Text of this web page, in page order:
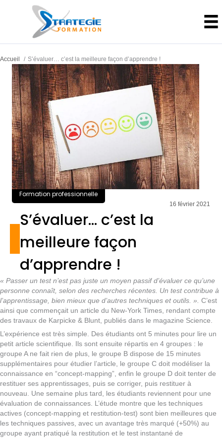
Accueil S’évaluer… c’est la meilleure façon d’apprendre !
Formation professionnelle
16 février 2021
S’évaluer… c’est la
meilleure façon
d’apprendre !
« Passer un test n’est pas juste un moyen passif d’évaluer ce qu’une
personne connaît, selon des recherches récentes. Un test contribue à
l’apprentissage, bien mieux que d’autres techniques et outils. ». C’est
ainsi que commençait un article du New-York Times, rendant compte
des travaux de Karpicke & Blunt, publiés dans le magazine Science.
L’expérience est très simple. Des étudiants ont 5 minutes pour lire un
petit article scientifique. Ils sont ensuite répartis en 4 groupes : le
groupe A ne fait rien de plus, le groupe B dispose de 15 minutes
supplémentaires pour étudier l’article, le groupe C doit modéliser la
connaissance en “concept-mapping”, enfin le groupe D doit tenter de
restituer ses apprentissages, puis se corriger, puis restituer à
nouveau. Une semaine plus tard, les étudiants reviennent pour une
évaluation de connaissances. L’étude montre que les techniques
actives (concept-mapping et restitution-test) sont bien meilleures que
les techniques passives, avec un avantage très marqué (+50%) au
groupe ayant pratiqué la restitution et le test instantané de